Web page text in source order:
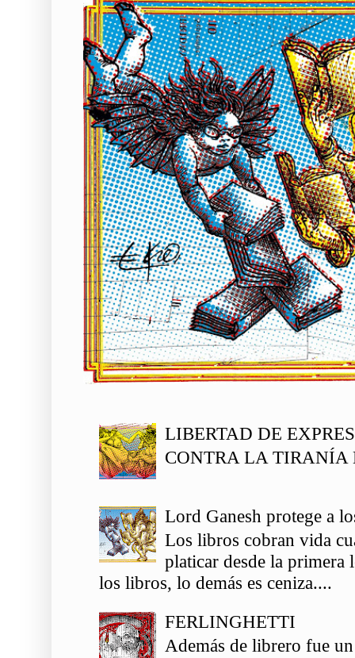
LIBERTAD DE
CONTRA LA TIRANÍA
Lord Ganesh protege a
Los libros cobran vida
platicar desde la primera
los libros, lo demás es ceniza....
FERLINGHETTI
Además de librero fue